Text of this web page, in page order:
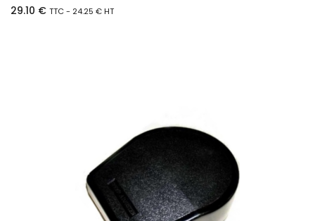
29.10 € TTC - 24.25 €HT